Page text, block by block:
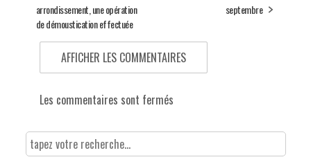
arrondissement, une opération
de démoustication effectuée
septembre
AFFICHER LES COMMENTAIRES
Les commentaires sont fermés